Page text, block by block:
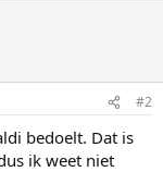
#2
bedoelt. Dat is
ik weet niet